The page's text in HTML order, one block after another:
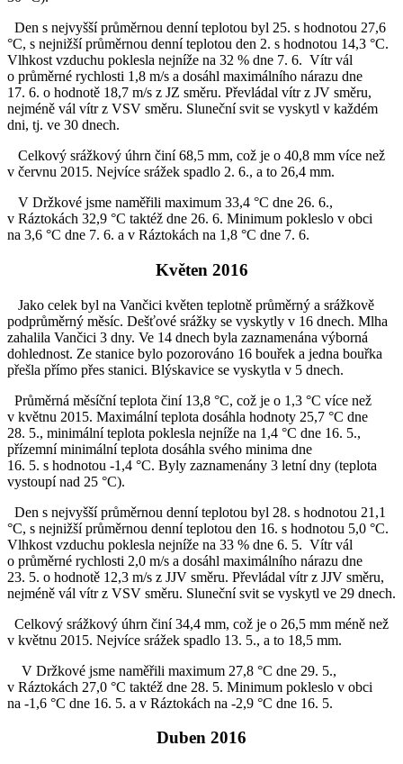
Den s nejvyšší průměrnou denní teplotou byl 25. s hodnotou 27,6
°C, s nejnižší průměrnou denní teplotou den 2. s hodnotou 14,3 °C.
Vlhkost vzduchu poklesla nejníže na 32 % dne 7. 6. Vítr vál
o průměrné rychlosti 1,8 m/s a dosáhl maximálního nárazu dne
17. 6. o hodnotě 18,7 m/s z JZ směru. Převládal vítr z JV směru,
nejméně vál vítr z VSV směru. Sluneční svit se vyskytl v každém
dni, tj. ve 30 dnech.
Celkový srážkový úhrn činí 68,5 mm, což je o 40,8 mm více než
v červnu 2015. Nejvíce srážek spadlo 2. 6., a to 26,4 mm.
V Držkové jsme naměřili maximum 33,4 °C dne 26. 6.,
v Ráztokách 32,9 °C taktéž dne 26. 6. Minimum pokleslo v obci
na 3,6 °C dne 7. 6. a v Ráztokách na 1,8 °C dne 7. 6.
Květen 2016
Jako celek byl na Vančici květen teplotně průměrný a srážkově
podprůměrný měsíc. Dešťové srážky se vyskytly v 16 dnech. Mlha
zahalila Vančici 3 dny. Ve 14 dnech byla zaznamenána výborná
dohlednost. Ze stanice bylo pozorováno 16 bouřek a jedna bouřka
přešla přímo přes stanici. Blýskavice se vyskytla v 5 dnech.
Průměrná měsíční teplota činí 13,8 °C, což je o 1,3 °C více než
v květnu 2015. Maximální teplota dosáhla hodnoty 25,7 °C dne
28. 5., minimální teplota poklesla nejníže na 1,4 °C dne 16. 5.,
přízemní minimální teplota dosáhla svého minima dne
16. 5. s hodnotou -1,4 °C. Byly zaznamenány 3 letní dny (teplota
vystoupí nad 25 °C).
Den s nejvyšší průměrnou denní teplotou byl 28. s hodnotou 21,1
°C, s nejnižší průměrnou denní teplotou den 16. s hodnotou 5,0 °C.
Vlhkost vzduchu poklesla nejníže na 33 % dne 6. 5. Vítr vál
o průměrné rychlosti 2,0 m/s a dosáhl maximálního nárazu dne
23. 5. o hodnotě 12,3 m/s z JJV směru. Převládal vítr z JJV směru,
nejméně vál vítr z VSV směru. Sluneční svit se vyskytl ve 29 dnech.
Celkový srážkový úhrn činí 34,4 mm, což je o 26,5 mm méně než
v květnu 2015. Nejvíce srážek spadlo 13. 5., a to 18,5 mm.
V Držkové jsme naměřili maximum 27,8 °C dne 29. 5.,
v Ráztokách 27,0 °C taktéž dne 28. 5. Minimum pokleslo v obci
na -1,6 °C dne 16. 5. a v Ráztokách na -2,9 °C dne 16. 5.
Duben 2016